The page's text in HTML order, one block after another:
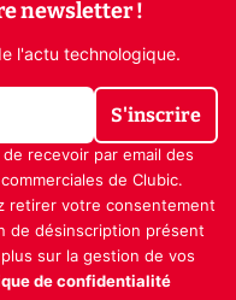
newsletter !
l'actu technologique.
S'inscrire
recevoir par email des
de Clubic.
retirer votre consentement
de désinscription présent
sur la gestion de vos
de confidentialité